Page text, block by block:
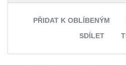
PŘIDAT K OBLÍBENÝM
SDÍLET